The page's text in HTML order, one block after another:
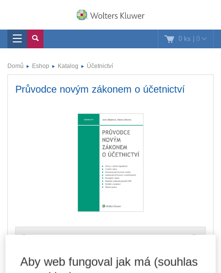
0 ks | 0
Domů Eshop Katalog Účetnictví
Průvodce novým zákonem o účetnictví
Kde najdu soubory e-knih?
Aby web fungoval jak má (souhlas